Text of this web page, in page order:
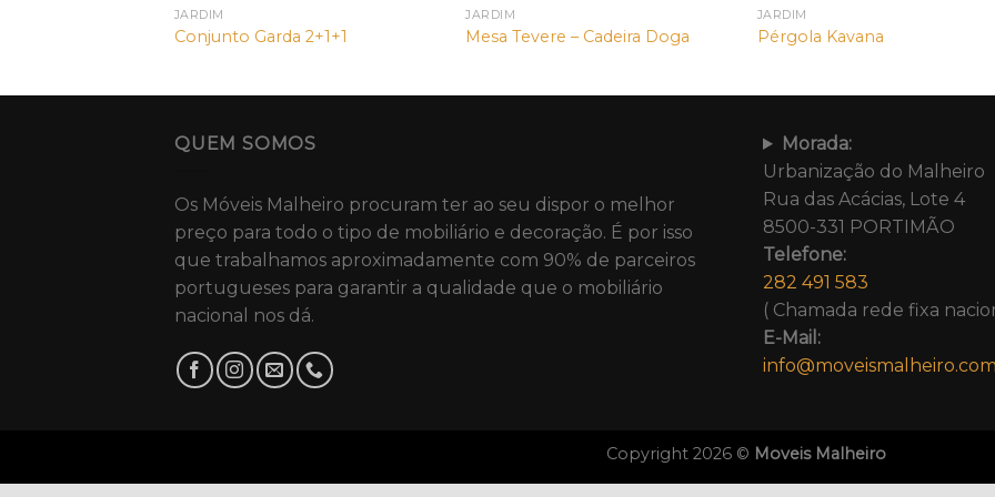
JARDIM
Conjunto Garda 2+1+1
JARDIM
Mesa Tevere – Cadeira Doga
JARDIM
Pérgola Kavana
QUEM SOMOS
Os Móveis Malheiro procuram ter ao seu dispor o melhor
preço para todo o tipo de mobiliário e decoração. É por isso
que trabalhamos aproximadamente com 90% de parceiros
portugueses para garantir a qualidade que o mobiliário
nacional nos dá.
Morada:
Urbanização do Malheiro
Rua das Acácias, Lote 4
8500-331 PORTIMÃO
Telefone:
282 491 583
( Chamada rede fixa
E-Mail:
info@moveismalheiro.com
Copyright 2026 © Moveis Malheiro